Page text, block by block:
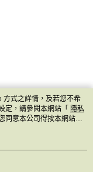
方式之詳情，及若您不希
定，請參閱本網站「 隱私
同意本公司得按本網站使